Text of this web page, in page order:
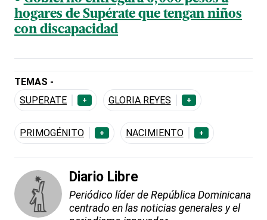
hogares de Supérate que tengan niños
con discapacidad
TEMAS -
SUPERATE
+ GLORIA REYES +
PRIMOGÉNITO + NACIMIENTO +
Diario Libre
Periódico líder de República Dominicana
centrado en las noticias generales y el